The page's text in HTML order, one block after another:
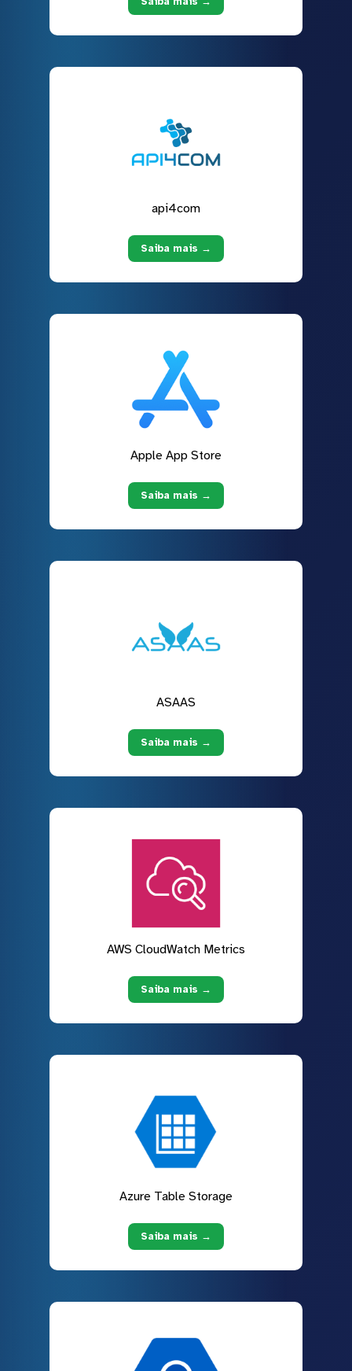
api4com
Saiba mais →
Apple App Store
Saiba mais →
ASAAS
Saiba mais →
AWS CloudWatch Metrics
Saiba mais →
Azure Table Storage
Saiba mais →